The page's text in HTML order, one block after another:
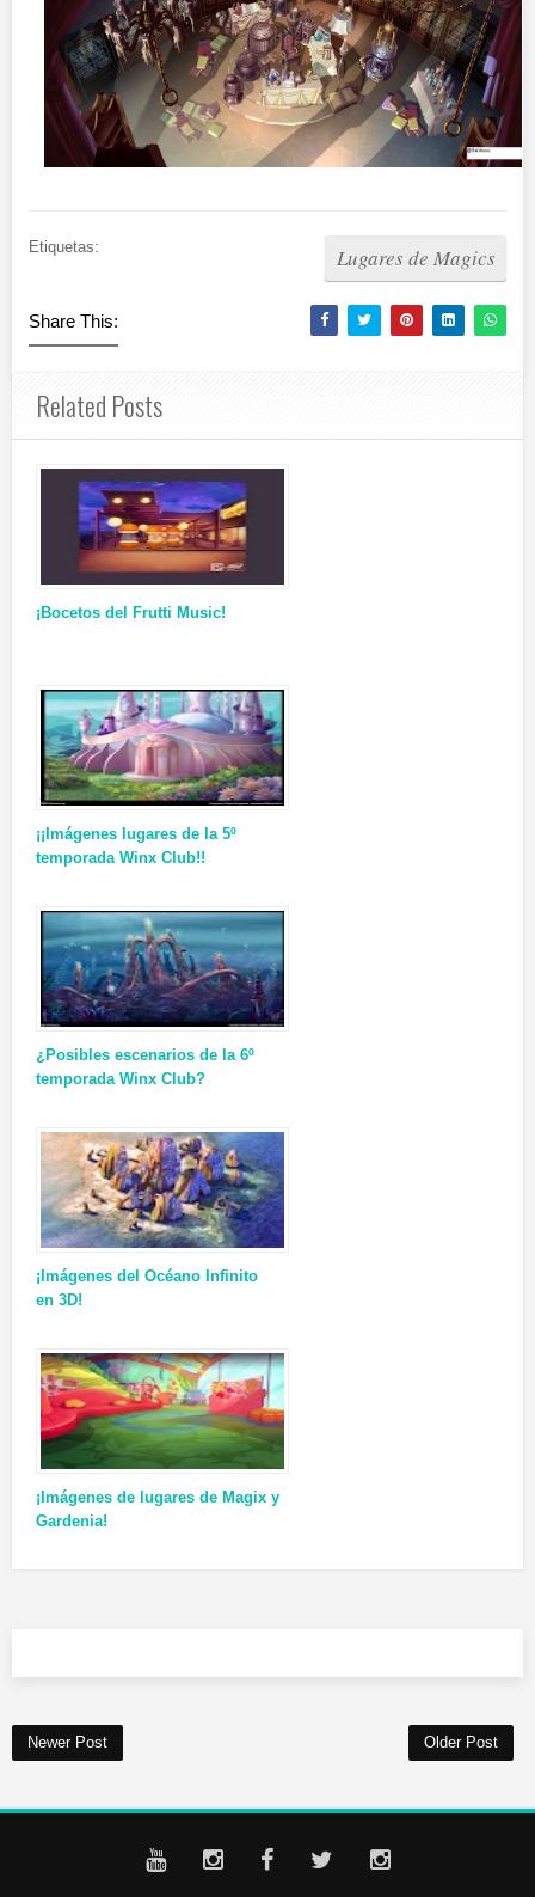
Etiquetas: Lugares de Magics
Share This:
Related Posts
¡Bocetos del Frutti Music!
¡¡Imágenes lugares de la 5º
temporada Winx Club!!
¿Posibles escenarios de la 6º
temporada Winx Club?
¡Imágenes del Océano Infinito
en 3D!
¡Imágenes de lugares de Magix y
Gardenia!
Newer Post Older Post